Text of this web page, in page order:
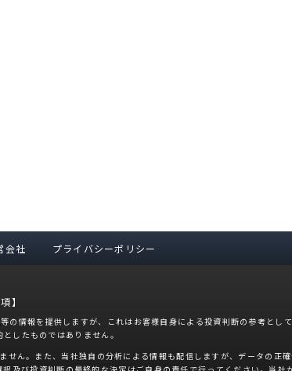
会社 プライバシーポリシー
】
情報を提供しますが、これはお客様自身による投資判断の参考とし
したものではありません。
ん。また、当社独自の分析による情報も配信しますが、データの正